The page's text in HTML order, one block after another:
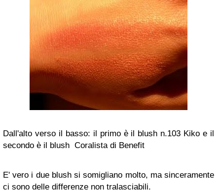
Dall'alto verso il basso: il primo è il blush n.103 Kiko e il
secondo è il blush Coralista di Benefit
E' vero i due blush si somigliano molto, ma sinceramente
ci sono delle differenze non tralasciabili.